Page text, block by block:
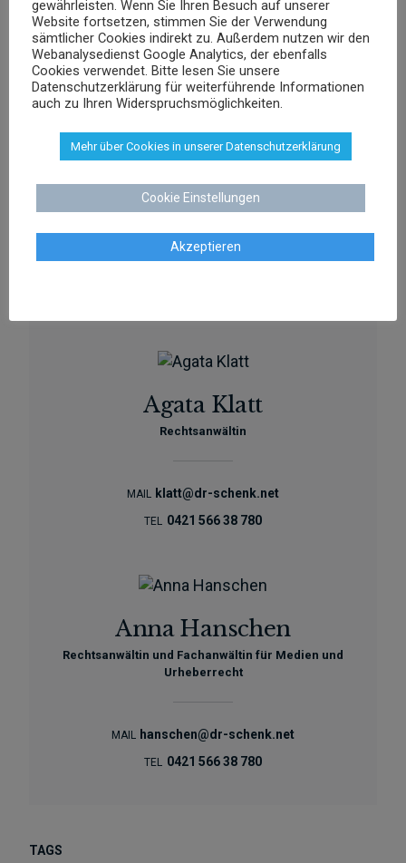
EMAIL sschenk@dr-schenk.net
TEL 0421 566 38 780
Agnieszka Schenk
Rechtsanwältin
Agata Klatt
Rechtsanwältin
MAIL klatt@dr-schenk.net
TEL 0421 566 38 780
Anna Hanschen
Rechtsanwältin und Fachanwältin für Medien und
Urheberrecht
MAIL hanschen@dr-schenk.net
TEL 0421 566 38 780
TAGS
gewährleisten. Wenn Sie Ihren Besuch auf unserer
Website fortsetzen, stimmen Sie der Verwendung
sämtlicher Cookies indirekt zu. Außerdem nutzen wir den
Webanalysedienst Google Analytics, der ebenfalls
Cookies verwendet. Bitte lesen Sie unsere
Datenschutzerklärung für weiterführende Informationen
auch zu Ihren Widerspruchsmöglichkeiten.
Mehr über Cookies in unserer Datenschutzerklärung
Cookie Einstellungen
Akzeptieren